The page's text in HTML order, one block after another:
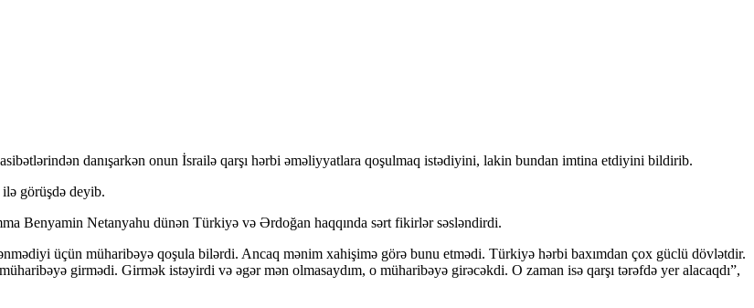
danışarkən onun İsrailə qarşı hərbi əməliyyatlara qoşulmaq istədiyini, lakin bundan imtina etdiyini bildirib.
görüşdə deyib.
Benyamin Netanyahu dünən Türkiyə və Ərdoğan haqqında sərt fikirlər səsləndirdi.
üçün müharibəyə qoşula bilərdi. Ancaq mənim xahişimə görə bunu etmədi. Türkiyə hərbi baxımdan çox güclü dövlətdir.
girmədi. Girmək istəyirdi və əgər mən olmasaydım, o müharibəyə girəcəkdi. O zaman isə qarşı tərəfdə yer alacaqdı”,